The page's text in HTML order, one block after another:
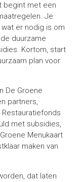
begint met een
Je
er nodig is om
duurzame
Kortom, start
plan voor
De Groene
partners,
met subsidies,
Menukaart
maken van
dat laten